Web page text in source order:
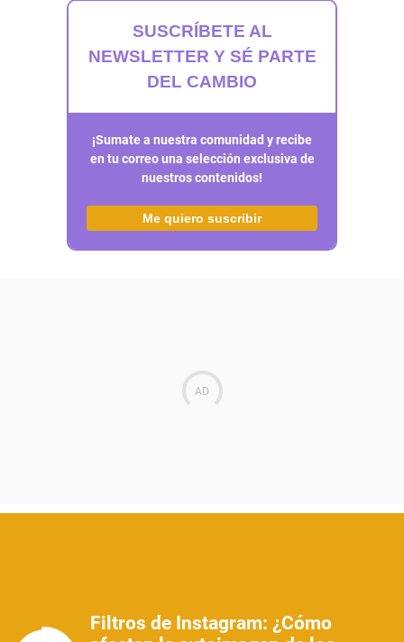
SUSCRÍBETE AL
NEWSLETTER Y SÉ PARTE
DEL CAMBIO
¡Sumate a nuestra comunidad y recibe
en tu correo una selección exclusiva de
nuestros contenidos!
Me quiero suscribir
Filtros de Instagram: ¿Cómo